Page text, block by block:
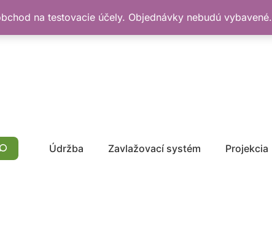
na testovacie účely. Objednávky nebudú vybavené.
Údržba Zavlažovací systém Projekcia